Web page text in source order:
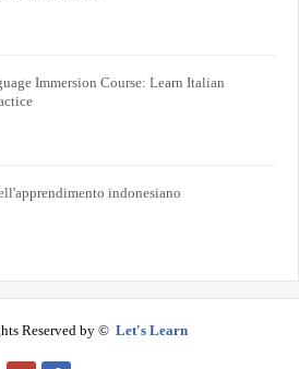
Immersion Course: Learn Italian
indonesiano
Reserved by © Let's Learn